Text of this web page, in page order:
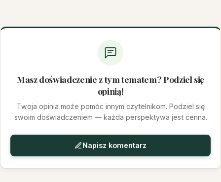
Masz doświadczenie z tym tematem? Podziel się
opinią!
Twoja opinia może pomóc innym czytelnikom. Podziel się
swoim doświadczeniem — każda perspektywa jest cenna.
Napisz komentarz